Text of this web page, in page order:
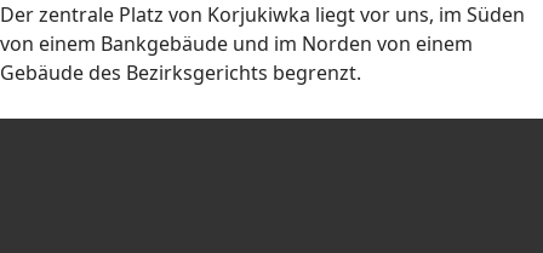
Der zentrale Platz von Korjukiwka liegt vor uns, im Süden
von einem Bankgebäude und im Norden von einem
Gebäude des Bezirksgerichts begrenzt.